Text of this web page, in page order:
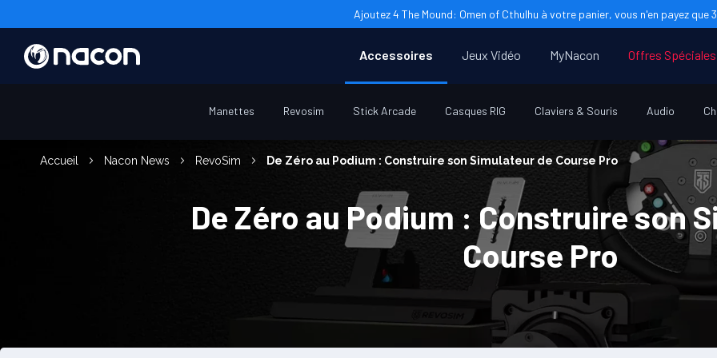
Ajoutez 4 The Mound: Omen of Cthulhu à votre panier, vous n'en payez que
Accessoires
Manettes Revosim Stick Arcade Casques RIG Claviers & Souris Audio
Jeux Vidéo MyNacon Offres Spéciales
Accueil Nacon News RevoSim De Zéro au Podium : Construire son Simulateur de Course Pro
De Zéro au Podium : Construire son
Course Pro